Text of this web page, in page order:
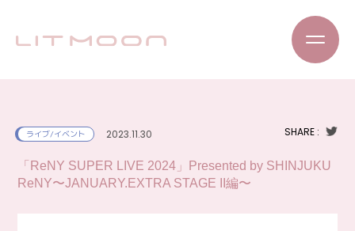
ライブ/イベント 2023.11.30 SHARE :
「ReNY SUPER LIVE 2024」Presented by SHINJUKU
ReNY〜JANUARY.EXTRA STAGE II編〜